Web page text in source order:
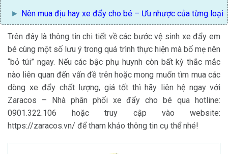
Nên mua địu hay xe đẩy cho bé – Ưu nhược của từng loại
Trên đây là thông tin chi tiết về các bước vệ sinh xe đẩy em
bé cùng một số lưu ý trong quá trình thực hiện mà bố mẹ nên
“bỏ túi” ngay. Nếu các bậc phụ huynh còn bất kỳ thắc mắc
nào liên quan đến vấn đề trên hoặc mong muốn tìm mua các
dòng xe đẩy chất lượng, giá tốt thì hãy liên hệ ngay với
Zaracos – Nhà phân phối xe đẩy cho bé qua hotline:
0901.322.106 hoặc truy cập vào website:
https://zaracos.vn/ để tham khảo thông tin cụ thể nhé!